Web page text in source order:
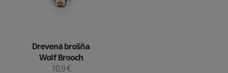
Drevená brošňa
Wolf Brooch
10.9 €